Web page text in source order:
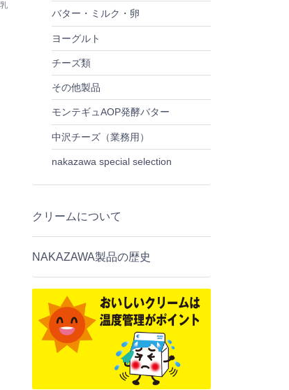
バター・ミルク・卵
ヨーグルト
チーズ類
その他製品
モンテギュAOP発酵バター
中沢チーズ（業務用）
nakazawa special selection
クリームについて
NAKAZAWA製品の歴史